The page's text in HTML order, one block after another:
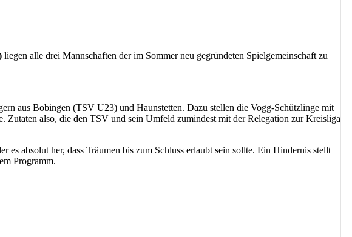
liegen alle drei Mannschaften der im Sommer neu gegründeten Spielgemeinschaft zu
aus Bobingen (TSV U23) und Haunstetten. Dazu stellen die Vogg-Schützlinge mit
also, die den TSV und sein Umfeld zumindest mit der Relegation zur Kreisliga
absolut her, dass Träumen bis zum Schluss erlaubt sein sollte. Ein Hindernis stellt
Programm.